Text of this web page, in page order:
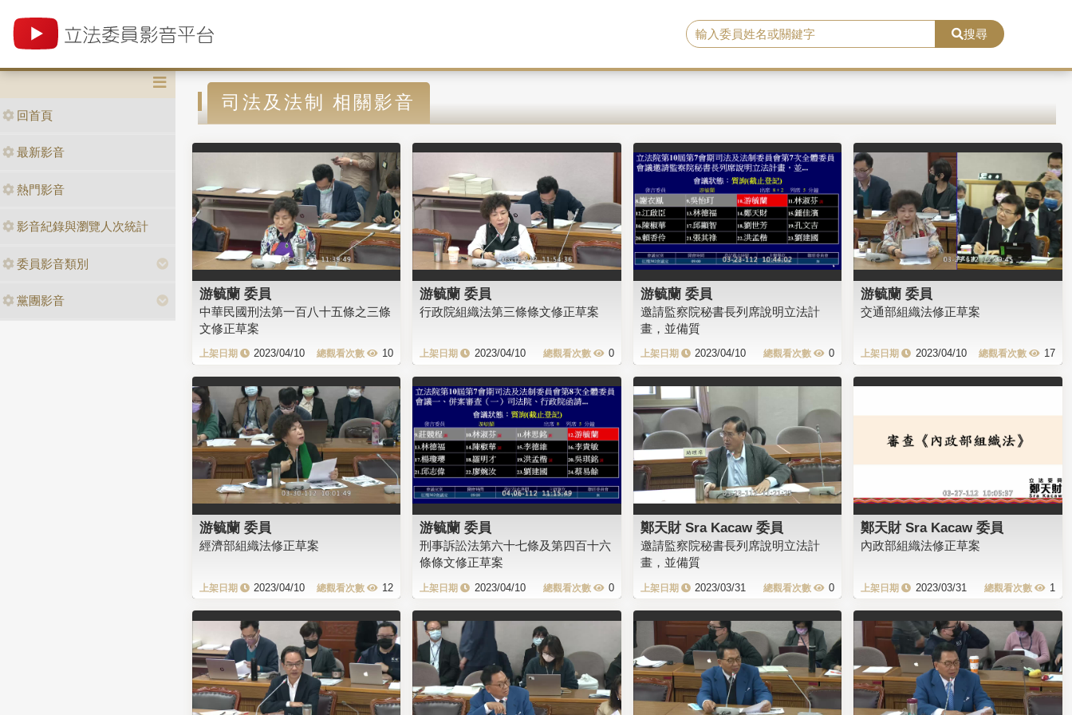
搜尋
回首頁
最新影音
熱門影音
影音紀錄與瀏覽人次統計
委員影音類別
黨團影音
司法及法制 相關影音
游毓蘭 委員
中華民國刑法第一百八十五條之三條
文修正草案
2023/04/10 10
游毓蘭 委員
行政院組織法第三條條文修正草案
2023/04/10 0
游毓蘭 委員
邀請監察院秘書長列席說明立法計
畫，並備質
2023/04/10 0
游毓蘭 委員
交通部組織法修正草案
2023/04/10 17
游毓蘭 委員
經濟部組織法修正草案
2023/04/10 12
游毓蘭 委員
刑事訴訟法第六十七條及第四百十六
條條文修正草案
2023/04/10 0
鄭天財 Sra Kacaw 委員
邀請監察院秘書長列席說明立法計
畫，並備質
2023/03/31 0
鄭天財 Sra Kacaw 委員
內政部組織法修正草案
2023/03/31 1